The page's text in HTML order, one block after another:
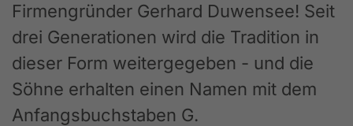
Firmengründer Gerhard Duwensee! Seit
drei Generationen wird die Tradition in
dieser Form weitergegeben - und die
Söhne erhalten einen Namen mit dem
Anfangsbuchstaben G.